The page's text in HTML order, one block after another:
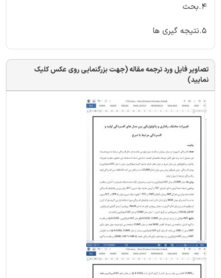
4.بحث
5.نتیجه گیری ها
تصاویر فایل ورد ترجمه مقاله (جهت بزرگنمایی روی عکس کلیک
نمایید)